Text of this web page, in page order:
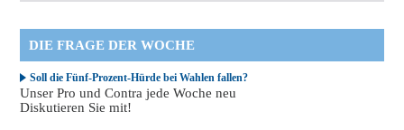
DIE FRAGE DER WOCHE
Soll die Fünf-Prozent-Hürde bei Wahlen fallen?
Unser Pro und Contra jede Woche neu
Diskutieren Sie mit!